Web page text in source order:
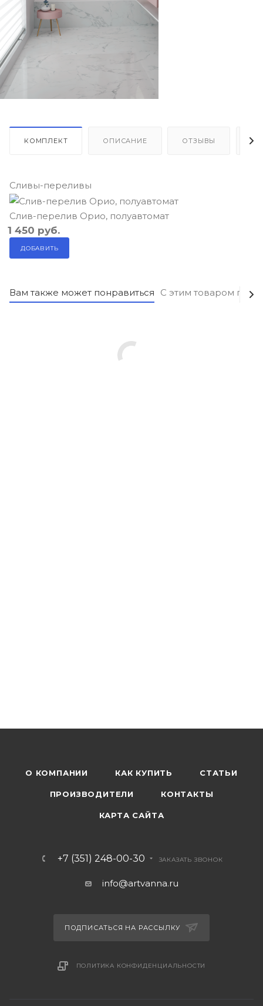
КОМПЛЕКТ ОПИСАНИЕ ОТЗЫВЫ
Сливы-переливы
Слив-перелив Орио, полуавтомат
1 450 руб.
ДОБАВИТЬ
Вам также может понравиться С этим товаром
О КОМПАНИИ КАК КУПИТЬ СТАТЬИ
ПРОИЗВОДИТЕЛИ КОНТАКТЫ
КАРТА САЙТА
+7 (351) 248-00-30 ЗАКАЗАТЬ ЗВОНОК
info@artvanna.ru
ПОДПИСАТЬСЯ НА РАССЫЛКУ
ПОЛИТИКА КОНФИДЕНЦИАЛЬНОСТИ